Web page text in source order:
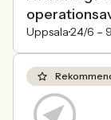
Uppsala24/6 –